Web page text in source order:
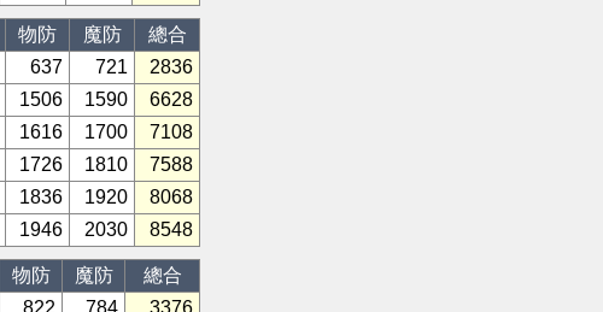
物防 魔防
總合
637 721
2836
1506 1590
6628
1616 1700
7108
1726 1810
7588
1836 1920
8068
1946 2030 8548
物防 魔防
總合
822 784
3376